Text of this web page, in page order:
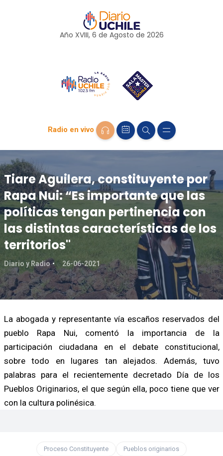
Año XVIII, 6 de Agosto de 2026
Radio en vivo
Tiare Aguilera, constituyente por
Rapa Nui: “Es importante que las
políticas tengan pertinencia con
las distintas características de los
territorios"
Diario y Radio 26-06-2021
La abogada y representante vía escaños reservados del
pueblo Rapa Nui, comentó la importancia de la
participación ciudadana en el debate constitucional,
sobre todo en lugares tan alejados. Además, tuvo
palabras para el recientemente decretado Día de los
Pueblos Originarios, el que según ella, poco tiene que ver
con la cultura polinésica.
Proceso Constituyente Pueblos originarios